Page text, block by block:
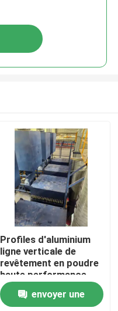
Profiles d'aluminium
ligne verticale de
revêtement en poudre
haute performance
envoyer une